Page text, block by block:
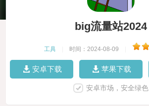
big流量站2024
工具 时间：2024-08-09
安卓下载 苹果下载
安卓市场，安全绿色